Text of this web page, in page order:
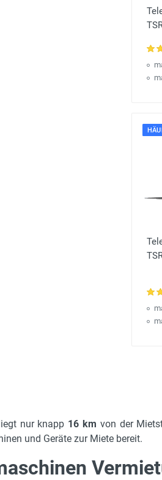
nur knapp 16 km von der
und Geräte zur Miete bereit.